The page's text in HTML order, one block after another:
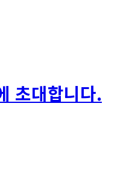
초대합니다.